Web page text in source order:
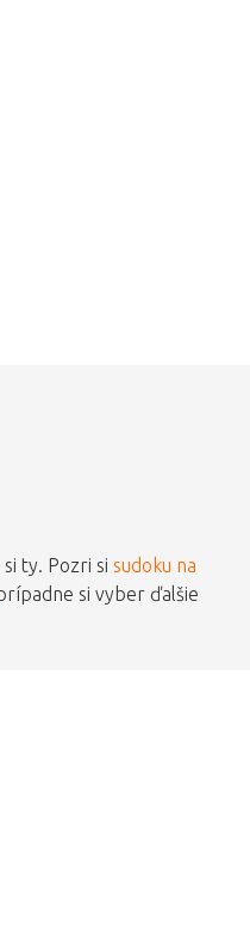
ty. Pozri si sudoku na
prípadne si vyber ďalšie